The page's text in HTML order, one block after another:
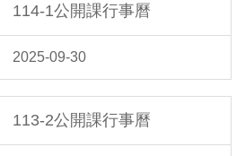
114-1公開課行事曆
2025-09-30
113-2公開課行事曆